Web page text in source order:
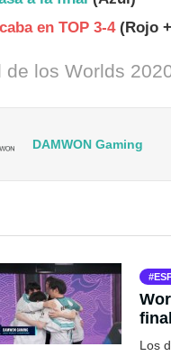
en TOP 3-4 (Rojo
de los Worlds
DAMWON Gaming
Los